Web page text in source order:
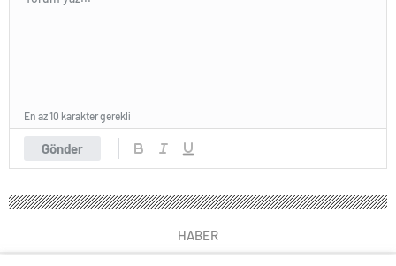
Gönder
En az 10 karakter gerekli
HABER